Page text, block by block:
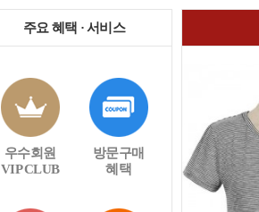
주요 혜택 · 서비스
우수회원
VIP CLUB
방문구매
혜택